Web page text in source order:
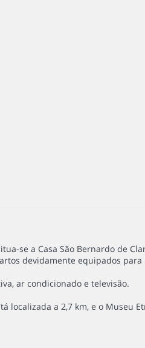
se a Casa São Bernardo de
devidamente equipados
ar condicionado e televisão.
localizada a 2,7 km, e o